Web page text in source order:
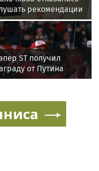
рекомендации
после новой
"Слушаю
ST получил
от Путина